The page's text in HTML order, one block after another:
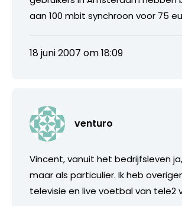
aan 100 mbit synchroon voor 75
18 juni 2007 om 18:09
venturo
Vincent, vanuit het bedrijfsleven
maar als particulier. Ik heb
televisie en live voetbal van tele2